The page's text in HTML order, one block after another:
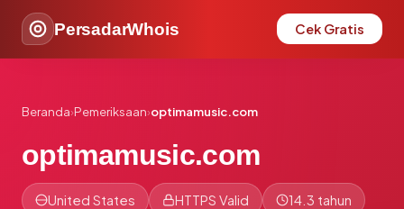
PersadarWhois Cek Gratis
Beranda›Pemeriksaan›optimamusic.com
optimamusic.com
United States HTTPS Valid 14.3 tahun